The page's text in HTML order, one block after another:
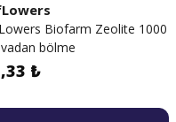
Biofarm Zeolite 1000
bölme
₺